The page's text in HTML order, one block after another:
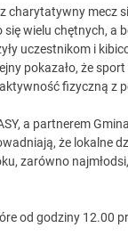
charytatywny mecz
wielu chętnych, a
uczestnikom i
pokazało, że
fizyczną z
a partnerem
że lokalne
zarówno
od godziny 12.00